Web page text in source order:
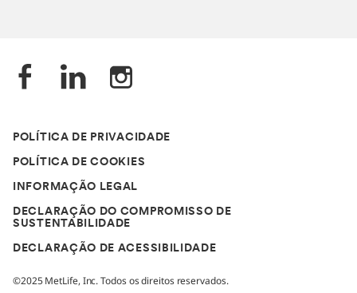
POLÍTICA DE PRIVACIDADE
POLÍTICA DE COOKIES
INFORMAÇÃO LEGAL
DECLARAÇÃO DO COMPROMISSO DE
SUSTENTABILIDADE
DECLARAÇÃO DE ACESSIBILIDADE
©2025 MetLife, Inc. Todos os direitos reservados.